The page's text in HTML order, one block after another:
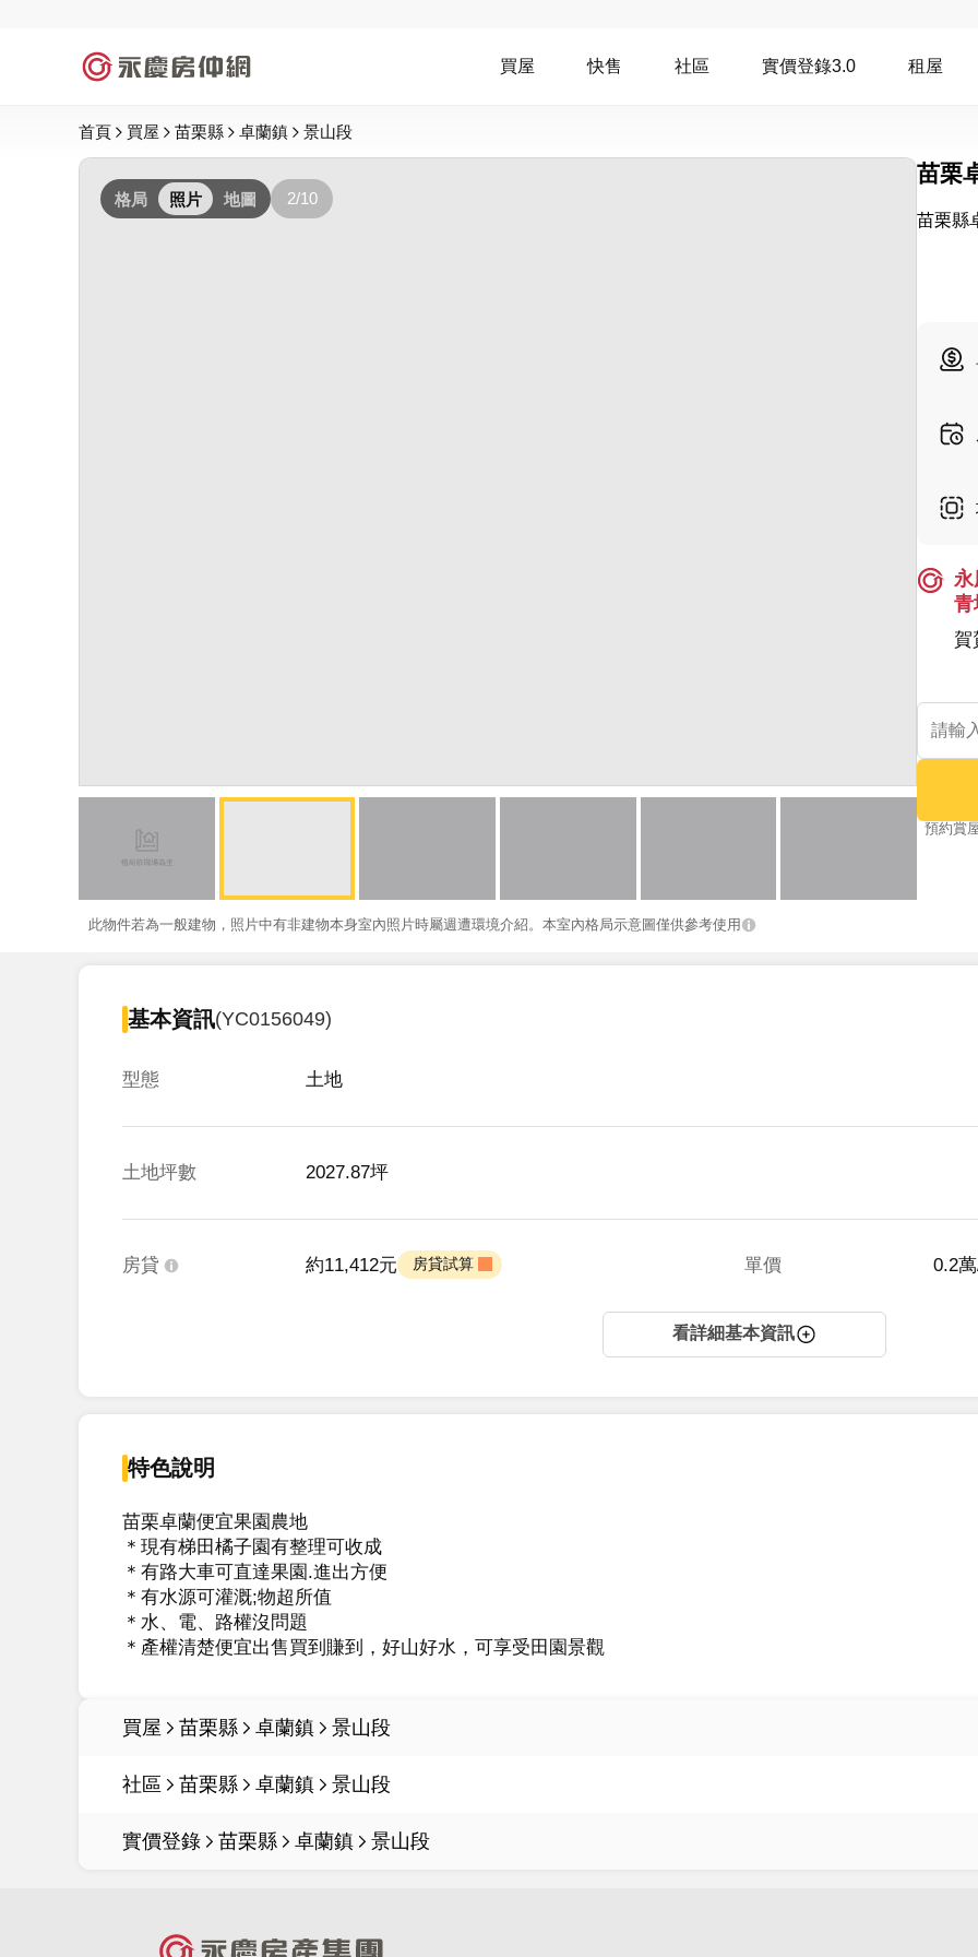
買屋 快售 社區 實價登錄3.0 租屋
首頁 買屋 苗栗縣 卓蘭鎮 景山段
格局 照片 地圖 2/10
此物件若為一般建物，照片中有非建物本身室內照片時屬週遭環境介紹。本室內格局示意圖僅供參考使用
苗栗
苗栗縣
永
青
賀
預約賞
基本資訊(YC0156049)
型態 土地
土地坪數 2027.87坪
房貸 約11,412元 房貸試算 單價 0.2
看詳細基本資訊
特色說明
苗栗卓蘭便宜果園農地
＊現有梯田橘子園有整理可收成
＊有路大車可直達果園.進出方便
＊有水源可灌溉;物超所值
＊水、電、路權沒問題
買屋 苗栗縣 卓蘭鎮 景山段
社區 苗栗縣 卓蘭鎮 景山段
實價登錄 苗栗縣 卓蘭鎮 景山段